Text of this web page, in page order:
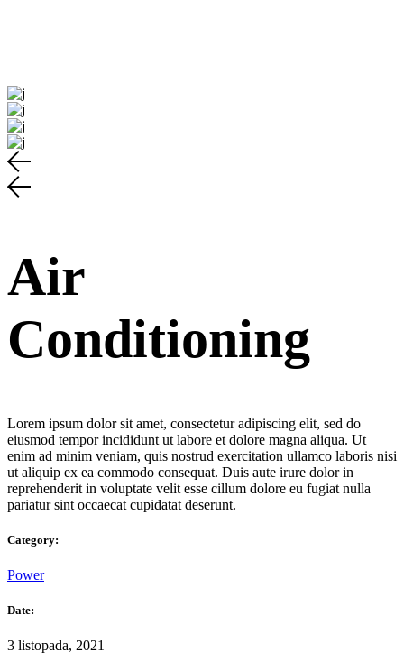
Air
Conditioning
Lorem ipsum dolor sit amet, consectetur adipiscing elit, sed do
eiusmod tempor incididunt ut labore et dolore magna aliqua. Ut
enim ad minim veniam, quis nostrud exercitation ullamco laboris nisi
ut aliquip ex ea commodo consequat. Duis aute irure dolor in
reprehenderit in voluptate velit esse cillum dolore eu fugiat nulla
pariatur sint occaecat cupidatat deserunt.
Category:
Power
Date:
3 listopada, 2021